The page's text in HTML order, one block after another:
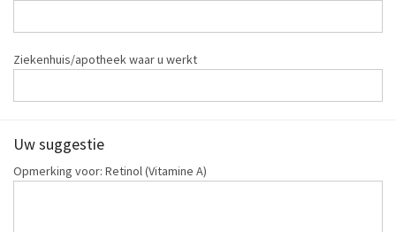
Ziekenhuis/apotheek waar u werkt
Uw suggestie
Opmerking voor: Retinol (Vitamine A)